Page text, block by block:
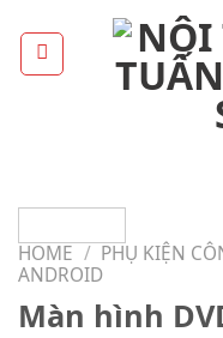
content
HOME / PHỤ KIỆN
ANDROID
Màn hình